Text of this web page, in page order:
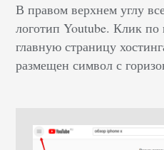
В правом верхнем углу
логотип Youtube. Клик по
главную страницу
размещен символ с